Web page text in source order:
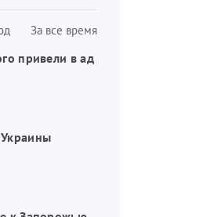
За все времястраниц
привели в ад